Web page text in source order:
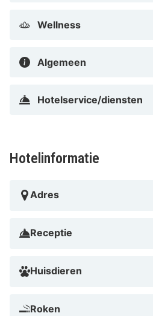
en een bureau.
kilometer. Schulmuseum - 0,2
0,3 km Lake Constance - 0,4
Museum - 1 km Haven van
Veerboot Friedrichshafen - 1
1,4 km ZF-Arena - 1,8 km De
- Lake Constance) - 5 km
km
Friedrichshafen bevind je je in
Wellness
Algemeen
Hotelservice/diensten
Hotelinformatie
Adres
Receptie
Huisdieren
Roken